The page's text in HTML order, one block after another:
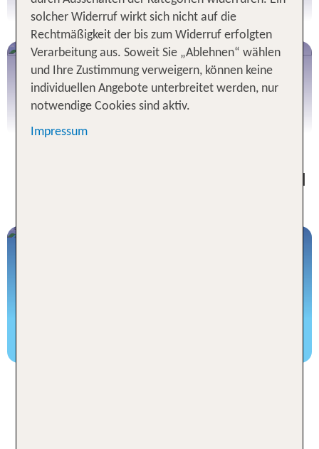
Kinder übernachten kostenlos!
Bei eigener Anreise in Deutschland, Italien,
Österreich uvm.
Neu: Jetzt Bahnanreise und Hotel
solcher Widerruf wirkt sich nicht auf die
Rechtmäßigkeit der bis zum Widerruf erfolgten
Verarbeitung aus. Soweit Sie „Ablehnen“ wählen
und Ihre Zustimmung verweigern, können keine
individuellen Angebote unterbreitet werden, nur
notwendige Cookies sind aktiv.
Impressum